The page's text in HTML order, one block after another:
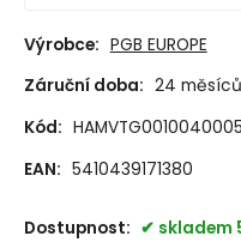
Výrobce: PGB EUROPE
Záruční doba: 24 měsíců
Kód:
EAN: 5410439171380
Dostupnost: skladem